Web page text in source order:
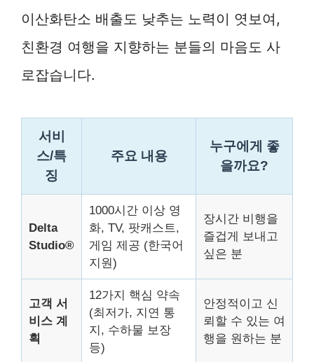
이산화탄소 배출도 낮추는 노력이 엿보여,
친환경 여행을 지향하는 분들의 마음도 사
로잡습니다.
서비
스/특
징
주요 내용
누구에게 좋
을까요?
Delta
Studio®
1000시간 이상 영
화, TV, 팟캐스트,
게임 제공 (한국어
지원)
장시간 비행을
즐겁게 보내고
싶은 분
고객 서
비스 계
획
12가지 핵심 약속
(최저가, 지연 통
지, 수하물 보장
등)
안정적이고 신
뢰할 수 있는 여
행을 원하는 분